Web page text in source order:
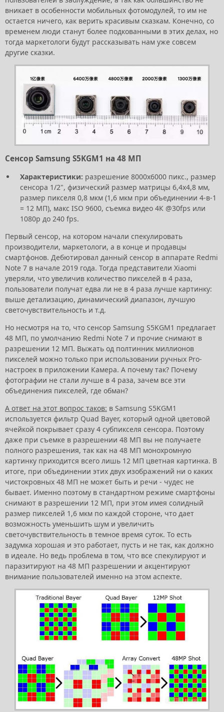
вникает в особенности мобильных фотомодулей, то им не
остается ничего, как верить красивым сказкам. Конечно, со
временем люди станут более подкованными в этих делах, но
тогда маркетологи будут рассказывать нам уже совсем
другие сказки.
Сенсор Samsung S5KGM1 на 48 МП
Характеристики: разрешение 8000х6000 пикс., размер
сенсора 1/2", физический размер матрицы 6,4х4,8 мм,
размер пикселя 0,8 мкм (1,6 мкм при объединении 4-в-1
= 12 МП), макс ISO 9600, съемка видео 4К @30fps или
1080p до 240 fps.
Первый сенсор, на котором начали спекулировать
производители, маркетологи, а в конце и продавцы
смартфонов. Дебютировал данный сенсор в аппарате Redmi
Note 7 в начале 2019 года. Тогда представители Xiaomi
уверяли, что увеличив количество пикселей в 4 раза,
пользователи получат едва ли не в 4 раза лучше картинку:
выше детализацию, динамический диапазон, лучшую
светочувствительность и т.д.
Но несмотря на то, что сенсор Samsung S5KGM1 предлагает
48 МП, по умолчанию Redmi Note 7 и прочие снимают в
разрешении 12 МП. Выжать од полтинник миллионов
пикселей можно только при использовании ручных Pro-
настроек в приложении Камера. А почему так? Почему
фотографии не стали лучше в 4 раза, зачем все эти
объединения пикселей, где обман?
А ответ на этот вопрос таков: в Samsung S5KGM1
используется фильтр Quad Bayer, который одной цветовой
ячейкой покрывает сразу 4 субпикселя сенсора. Поэтому
даже при съемке в разрешении 48 МП вы не получаете
полного разрешения, так как на 48 МП монохромную
картинку приходится всего лишь 12 МП цветная картинка. В
итоге, при объединении этих двух изображений ни о каких
чистокровных 48 МП не может быть и речи - чудес не
бывает. Именно поэтому в стандартном режиме смартфоны
снимают в разрешении 12 МП, при этом имея солидный
размер пикселей 1,6 мкм по каждой стороне, что дает
возможность уменьшить шум и увеличить
светочувствительность в темное время суток. То есть
задумка хорошая и это работает, пусть и не так, как должно
в идеале. Но ведь проблема в том, что все спекулируют и
паразитируют на 48 МП разрешении и акцентируют
внимание пользователей именно на этом аспекте.